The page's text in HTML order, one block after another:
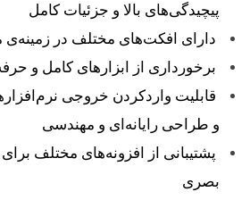
پیچیدگی‌های بالا و جزئیات کامل
دارای افکت‌های مختلف در
برخورداری از ابزارهای کامل و
قابلیت واردکردن خروجی
و طراحی رایانه‌ای و مهندسی
پشتیبانی از افزونه‌های مختلف
بصری